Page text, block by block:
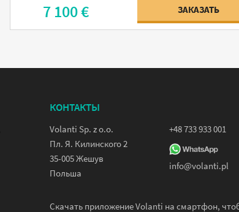
7 100 € ЗАКАЗАТЬ
КОНТАКТЫ
Volanti Sp. z o.o.
Пл. Я. Килинского 2
35-005 Жешув
Польша
+48 733 933 001
info@volanti.pl
Скачать приложение Volanti на смартфон,